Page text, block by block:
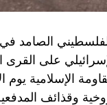
الصامد
على القرى
وقذائف